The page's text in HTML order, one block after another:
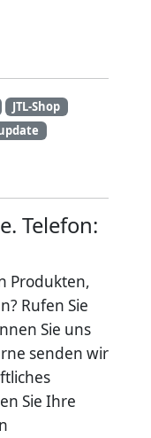
JTL-Shop
Telefon:
Produkten,
Rufen Sie
Sie uns
senden wir
Sie Ihre